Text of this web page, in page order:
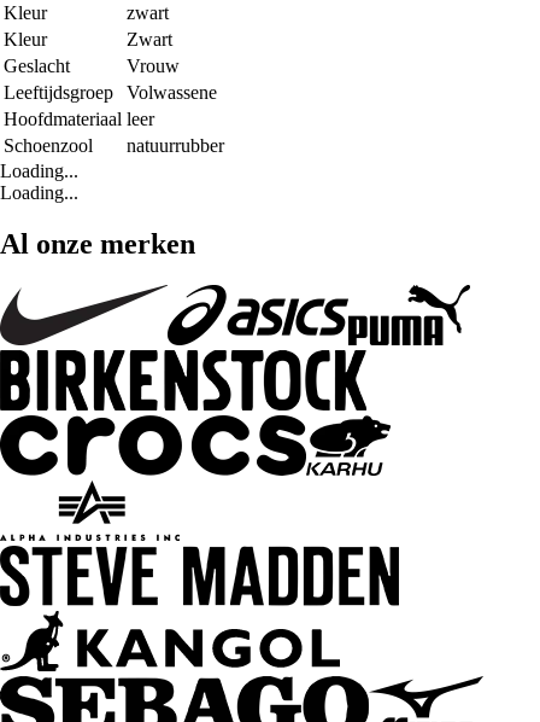
Kleur
zwart
Kleur
Zwart
Geslacht
Vrouw
Leeftijdsgroep
Volwassene
Hoofdmateriaal leer
Schoenzool
natuurrubber
Loading...
Loading...
Al onze merken